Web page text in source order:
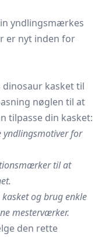
yndlingsmærkes
er nyt inden for
dinosaur kasket til
nøglen til at
tilpasse din kasket:
yndlingsmotiver for
til at
og brug enkle
mesterværker.
den rette